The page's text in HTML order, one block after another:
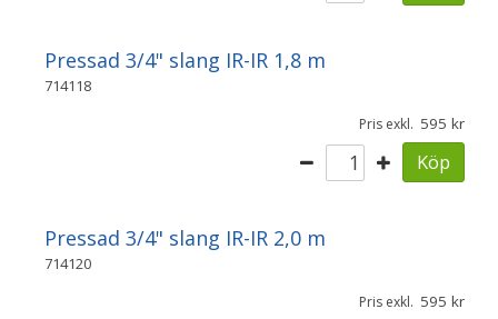
Pressad 3/4" slang IR-IR 1,8 m
714118
Pris exkl. 595
Köp
Pressad 3/4" slang IR-IR 2,0 m
714120
Pris exkl. 595